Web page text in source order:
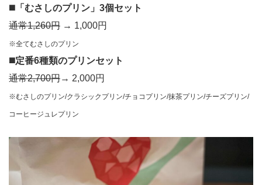
◼️ 「むさしのプリン」3個セット
通常1,260円 → 1,000円
※全てむさしのプリン
◼️定番6種類のプリンセット
通常2,700円→ 2,000円
※むさしのプリン/クラシックプリン/チョコプリン/抹茶プリン/チーズプリン/
コーヒージュレプリン